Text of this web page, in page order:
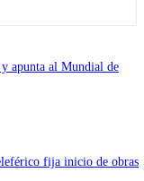
apunta al Mundial de
fija inicio de obras